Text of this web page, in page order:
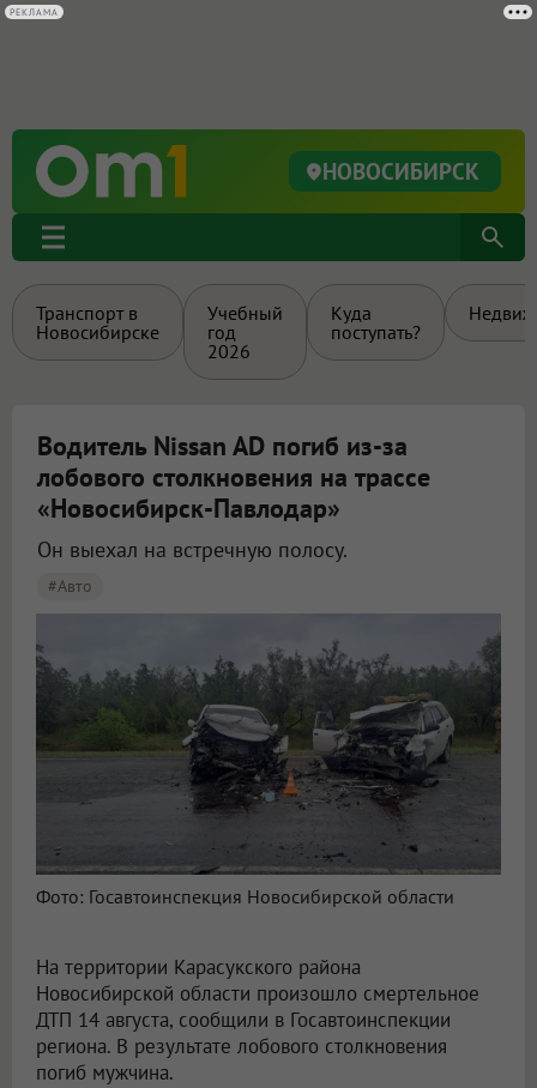
НОВОСИБИРСК
Транспорт в
Новосибирске
Учебный
год
2026
Куда
поступать?
Водитель Nissan AD погиб из-за
лобового столкновения на трассе
«Новосибирск-Павлодар»
Он выехал на встречную полосу.
#Авто
Фото: Госавтоинспекция Новосибирской области
На территории Карасукского района
Новосибирской области произошло смертельное
ДТП 14 августа, сообщили в Госавтоинспекции
региона. В результате лобового столкновения
погиб мужчина.